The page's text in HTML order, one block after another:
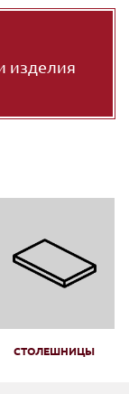
изделия
СТОЛЕШНИЦЫ